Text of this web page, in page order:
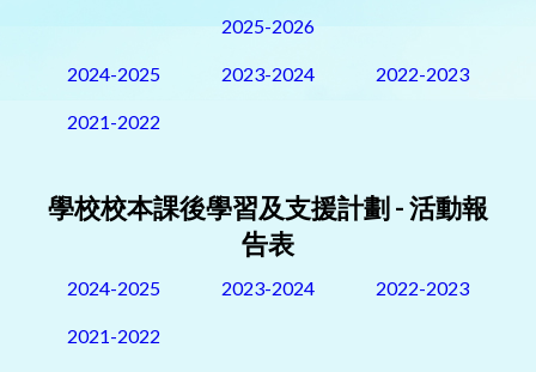
2025-2026
2024-2025 2023-2024 2022-2023
2021-2022
學校校本課後學習及支援計劃 - 活動報
告表
2024-2025 2023-2024 2022-2023
2021-2022